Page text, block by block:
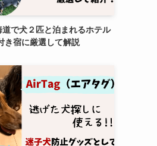
道で犬２匹と泊まれるホテル
き宿に厳選して解説